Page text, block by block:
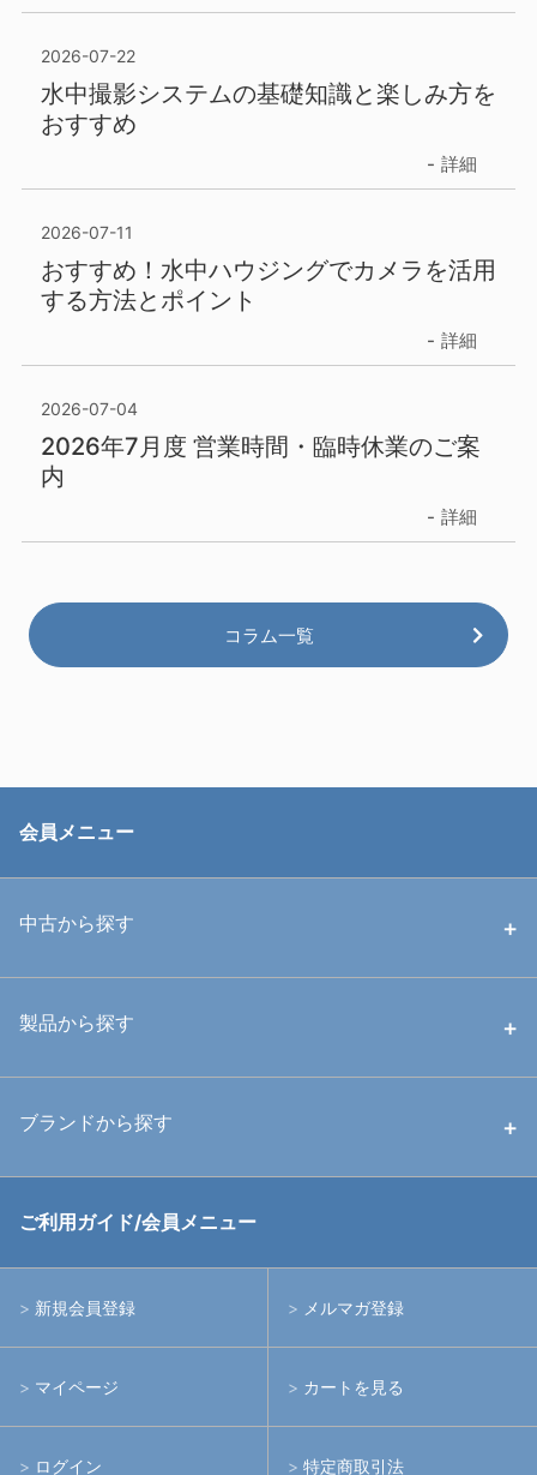
2026-07-22
水中撮影システムの基礎知識と楽しみ方を
おすすめ
詳細
2026-07-11
おすすめ！水中ハウジングでカメラを活用
する方法とポイント
詳細
2026-07-04
2026年7月度 営業時間・臨時休業のご案
内
詳細
コラム一覧
会員メニュー
中古から探す
中古ハウジング
中古アームシステム
製品から探す
ハウジング
ブランドから探す
RGBlue
イノン
フィッシュアイ
ご利用ガイド/会員メニュー
新規会員登録 メルマガ登録
マイページ カートを見る
ログイン 特定商取引法